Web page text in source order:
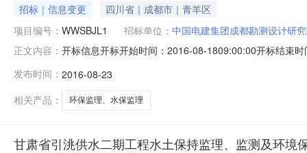
招标｜信息变更
四川省｜成都市｜青羊区
项目编号： WWSBJL1 招标单位： 中国电建集团成都勘测设计研
正文内容： 开标信息开标开始时间：2016-08-1809:00:00开标结束
限公司WWHBJL10.00002甘肃新盛工程技术有限公司
发布时间： 2016-08-23
相关产品：
环保监理、水保监理
甘肃省引洮供水二期工程水土保持监理、监测及环境